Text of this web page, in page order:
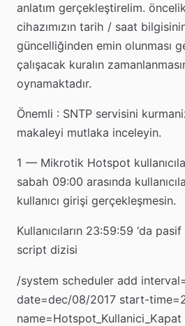
anlatım gerçekleştirelim.
cihazımızın tarih / saat
güncelliğinden emin olunması
çalışacak kuralın
oynamaktadır.
Önemli : SNTP servisini
makaleyi mutlaka inceleyin.
1 — Mikrotik Hotspot
sabah 09:00 arasında
kullanıcı girişi gerçekleşmesin.
Kullanıcıların 23:59:59 ‘da
script dizisi
/system scheduler add
date=dec/08/2017 start-